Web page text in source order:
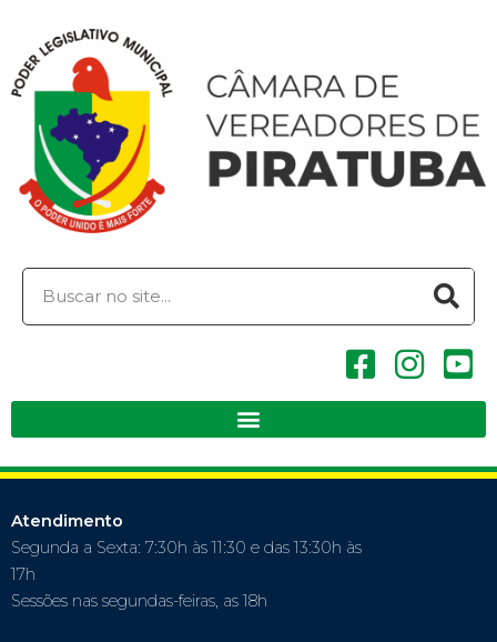
Atendimento
Segunda a Sexta: 7:30h às 11:30 e das 13:30h às
17h
Sessões nas segundas-feiras, as 18h